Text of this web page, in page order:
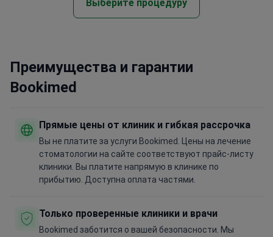
Выберите процедуру
Преимущества и гарантии
Bookimed
Прямые цены от клиник и гибкая рассрочка
Вы не платите за услуги Bookimed. Цены на лечение
стоматологии на сайте соответствуют прайс-листу
клиники. Вы платите напрямую в клинике по
прибытию. Доступна оплата частями.
Только проверенные клиники и врачи
Bookimed заботится о вашей безопасности. Мы